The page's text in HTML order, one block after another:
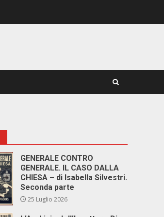
GENERALE CONTRO
GENERALE. IL CASO DALLA
CHIESA – di Isabella Silvestri.
Seconda parte
25 Luglio 2026